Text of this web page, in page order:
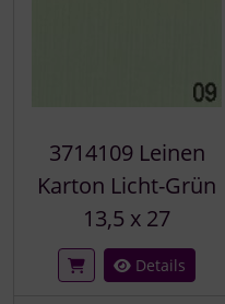
3714109 Leinen
Karton Licht-Grün
13,5 x 27
Details